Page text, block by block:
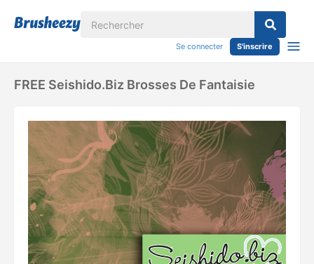
Se connecter S'inscrire
FREE Seishido.biz Brosses De Fantaisie